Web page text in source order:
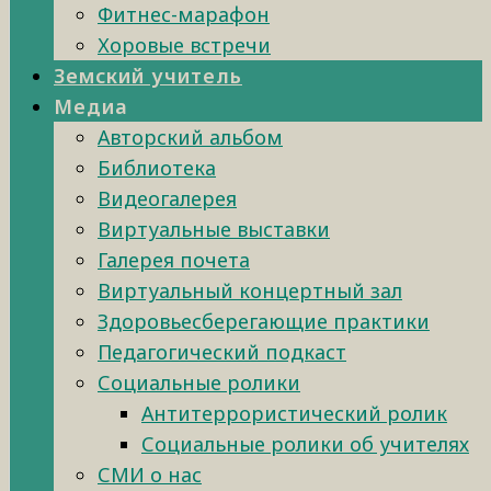
Фитнес-марафон
Хоровые встречи
Земский учитель
Медиа
Авторский альбом
Библиотека
Видеогалерея
Виртуальные выставки
Галерея почета
Виртуальный концертный зал
Здоровьесберегающие практики
Педагогический подкаст
Социальные ролики
Антитеррористический ролик
Социальные ролики об учителях
СМИ о нас